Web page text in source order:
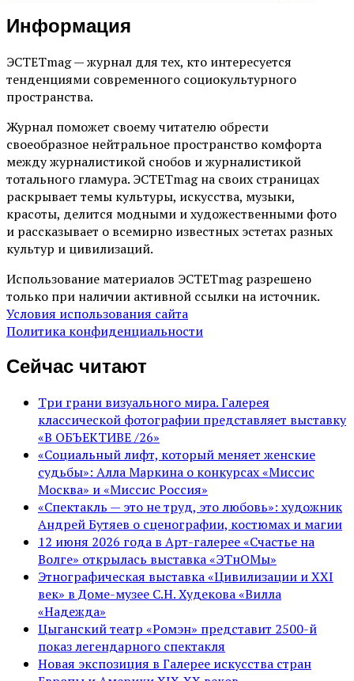
Информация
ЭСТЕТmag — журнал для тех, кто интересуется
тенденциями современного социокультурного
пространства.
Журнал поможет своему читателю обрести
своеобразное нейтральное пространство комфорта
между журналистикой снобов и журналистикой
тотального гламура. ЭСТЕТmag на своих страницах
раскрывает темы культуры, искусства, музыки,
красоты, делится модными и художественными фото
и рассказывает о всемирно известных эстетах разных
культур и цивилизаций.
Использование материалов ЭСТЕТmag разрешено
только при наличии активной ссылки на источник.
Условия использования сайта
Политика конфиденциальности
Сейчас читают
Три грани визуального мира. Галерея
классической фотографии представляет выставку
«В ОБЪЕКТИВЕ /26»
«Социальный лифт, который меняет женские
судьбы»: Алла Маркина о конкурсах «Миссис
Москва» и «Миссис Россия»
«Спектакль — это не труд, это любовь»: художник
Андрей Бутяев о сценографии, костюмах и магии
12 июня 2026 года в Арт-галерее «Счастье на
Волге» открылась выставка «ЭТнОМы»
Этнографическая выставка «Цивилизации и ХХI
век» в Доме-музее С.Н. Худекова «Вилла
«Надежда»
Цыганский театр «Ромэн» представит 2500-й
показ легендарного спектакля
Новая экспозиция в Галерее искусства стран